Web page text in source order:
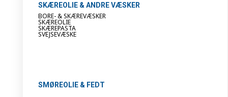
SKÆREOLIE & ANDRE VÆSKER
BORE- & SKÆREVÆSKER
SKÆREOLIE
SKÆREPASTA
SVEJSEVÆSKE
SMØREOLIE & FEDT